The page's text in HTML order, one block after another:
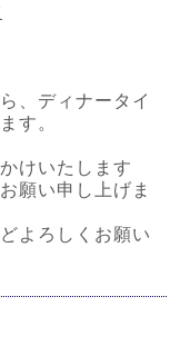
、ディナータイ
す。
けいたします
願い申し上げま
よろしくお願い